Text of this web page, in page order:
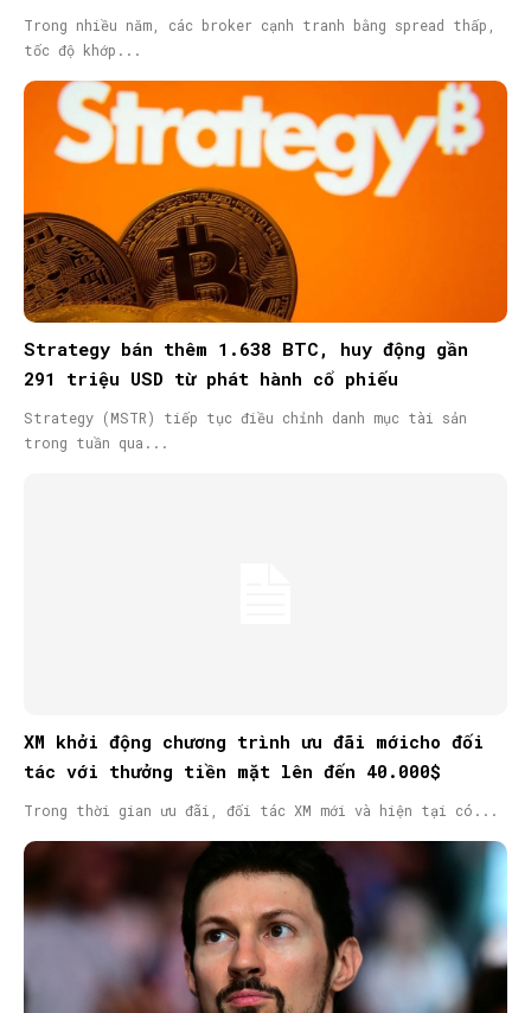
SEARCH...
Trong nhiều năm, các broker cạnh tranh bằng spread thấp,
tốc độ khớp...
Strategy bán thêm 1.638 BTC, huy động gần
291 triệu USD từ phát hành cổ phiếu
Strategy (MSTR) tiếp tục điều chỉnh danh mục tài sản
trong tuần qua...
XM khởi động chương trình ưu đãi mớicho đối
tác với thưởng tiền mặt lên đến 40.000$
Trong thời gian ưu đãi, đối tác XM mới và hiện tại có...